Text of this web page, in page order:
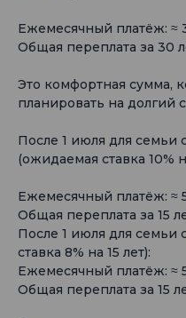
Ежемесячный платёж: ≈
Общая переплата за 30
Это комфортная сумма,
планировать на долгий
После 1 июля для семьи
(ожидаемая ставка 10%
Ежемесячный платёж: ≈
Общая переплата за 15
После 1 июля для семьи
ставка 8% на 15 лет):
Ежемесячный платёж: ≈
Общая переплата за 15